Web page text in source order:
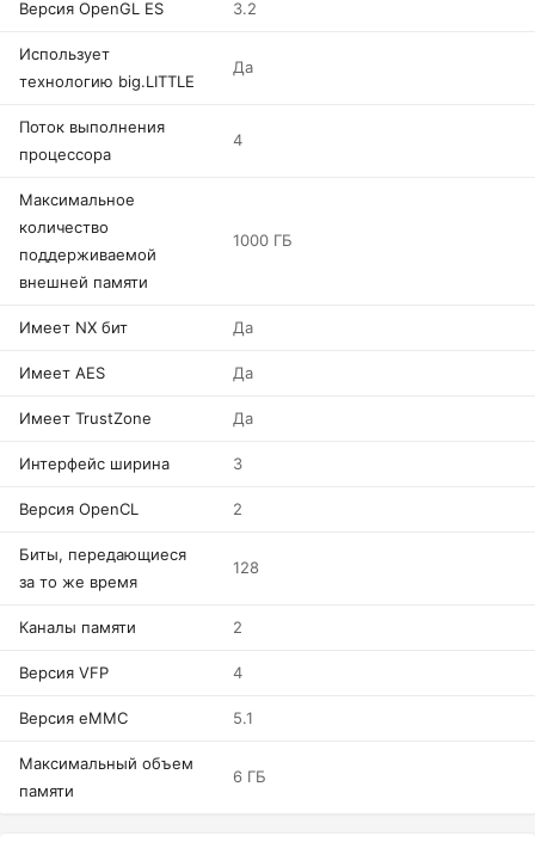
Версия OpenGL ES 3.2
Использует
технологию big.LITTLE
Да
Поток выполнения
процессора
4
Максимальное
количество
поддерживаемой
внешней памяти
1000 ГБ
Имеет NX бит Да
Имеет AES Да
Имеет TrustZone Да
Интерфейс ширина 3
Версия OpenCL 2
Биты, передающиеся
за то же время
128
Каналы памяти 2
Версия VFP 4
Версия eMMC 5.1
Максимальный объем
памяти
6 ГБ